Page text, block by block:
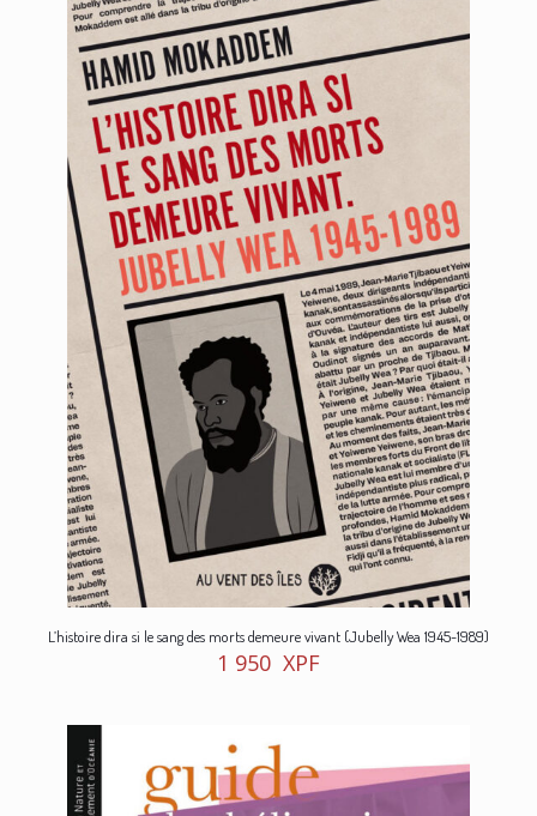
L’histoire dira si le sang des morts demeure vivant (Jubelly Wea 1945-1989)
1 950 XPF